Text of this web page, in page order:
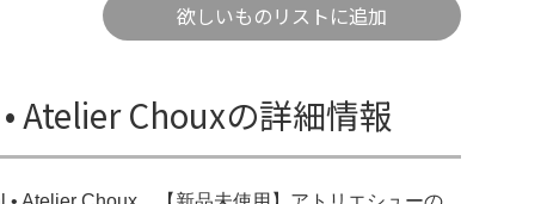
欲しいものリストに追加
Atelier Chouxの詳細情報